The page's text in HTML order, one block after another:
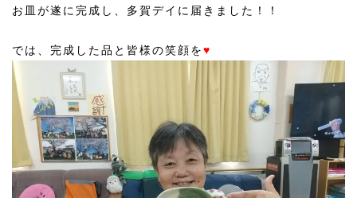
お皿が遂に完成し、多賀デイに届きました！！
では、完成した品と皆様の笑顔を♥